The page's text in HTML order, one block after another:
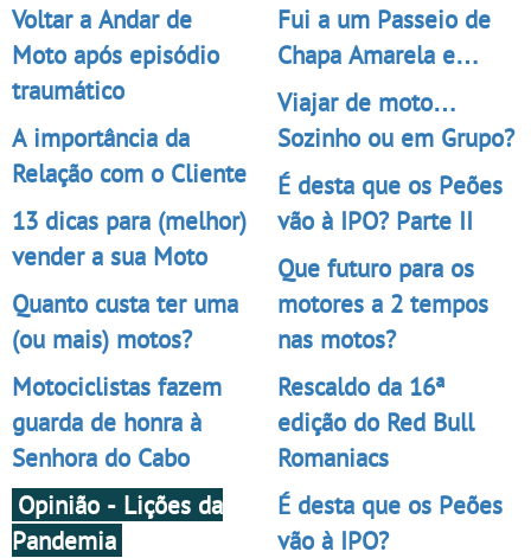
Voltar a Andar de
Moto após episódio
traumático
A importância da
Relação com o Cliente
13 dicas para (melhor)
vender a sua Moto
Quanto custa ter uma
(ou mais) motos?
Motociclistas fazem
guarda de honra à
Senhora do Cabo
Opinião - Lições da
Pandemia
Fui a um Passeio de
Chapa Amarela e…
Viajar de moto…
Sozinho ou em Grupo?
É desta que os Peões
vão à IPO? Parte II
Que futuro para os
motores a 2 tempos
nas motos?
Rescaldo da 16ª
edição do Red Bull
Romaniacs
É desta que os Peões
vão à IPO?